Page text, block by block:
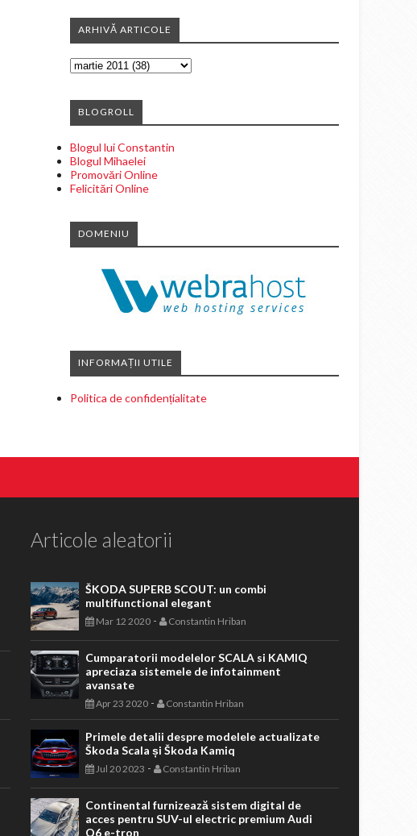
ARHIVĂ ARTICOLE
BLOGROLL
Blogul lui Constantin
Blogul Mihaelei
Promovări Online
Felicitări Online
DOMENIU
INFORMAȚII UTILE
Politica de confidențialitate
Articole aleatorii
ŠKODA SUPERB SCOUT: un combi
multifunctional elegant
Mar 12 2020- Constantin Hriban
Cumparatorii modelelor SCALA si KAMIQ
apreciaza sistemele de infotainment
avansate
Apr 23 2020- Constantin Hriban
Primele detalii despre modelele actualizate
Škoda Scala și Škoda Kamiq
Jul 20 2023 - Constantin Hriban
Continental furnizează sistem digital de
acces pentru SUV-ul electric premium Audi
Q6 e-tron